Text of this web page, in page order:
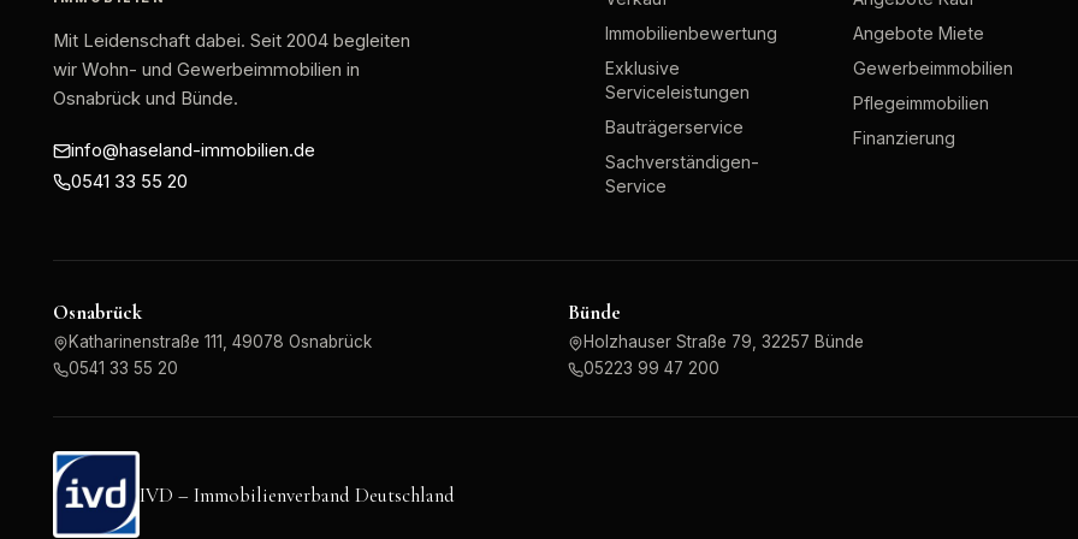
Mit Leidenschaft dabei. Seit 2004 begleiten
wir Wohn- und Gewerbeimmobilien in
Osnabrück und Bünde.
info@haseland-immobilien.de
0541 33 55 20
Immobilienbewertung
Exklusive
Serviceleistungen
Bauträgerservice
Sachverständigen-
Service
Angebote Miete
Gewerbeimmobilien
Pflegeimmobilien
Finanzierung
Osnabrück
Katharinenstraße 111, 49078 Osnabrück
0541 33 55 20
Bünde
Holzhauser Straße 79, 32257 Bünde
05223 99 47 200
IVD – Immobilienverband Deutschland